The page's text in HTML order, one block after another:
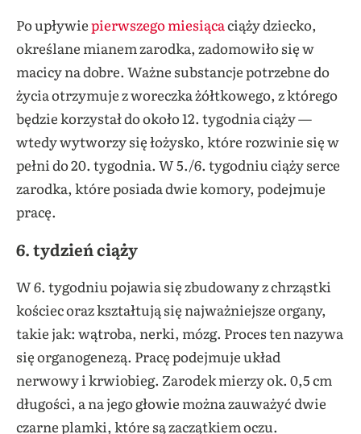
Po upływiepierwszego miesiącaciąży dziecko,
określane mianem zarodka, zadomowiło się w
macicy na dobre. Ważne substancje potrzebne do
życia otrzymuje z woreczka żółtkowego, z którego
będzie korzystał do około 12. tygodnia ciąży —
wtedy wytworzy się łożysko, które rozwinie się w
pełni do 20. tygodnia. W 5./6. tygodniu ciąży serce
zarodka, które posiada dwie komory, podejmuje
pracę.
6. tydzień ciąży
W 6. tygodniu pojawia się zbudowany z chrząstki
kościec oraz kształtują się najważniejsze organy,
takie jak: wątroba, nerki, mózg. Proces ten nazywa
się organogenezą. Pracę podejmuje układ
nerwowy i krwiobieg. Zarodek mierzy ok. 0,5 cm
długości, a na jego głowie można zauważyć dwie
czarne plamki, które są zaczątkiem oczu.